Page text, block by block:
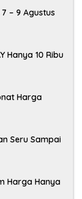
– 9 Agustus
Hanya 10 Ribu
Harga
Seru Sampai
Harga Hanya